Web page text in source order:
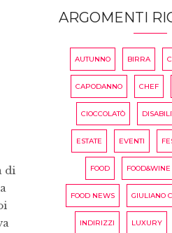
di
ARGOMENTI
AUTUNNO BIRRA
CAPODANNO CHEF
CIOCCOLATÒ
ESTATE EVENTI
FOOD FOOD&WINE
FOOD NEWS GIULIANO
INDIRIZZI LUXURY